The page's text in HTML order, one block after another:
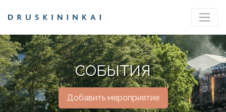
СОБЫТИЯ
Добавить мероприятие